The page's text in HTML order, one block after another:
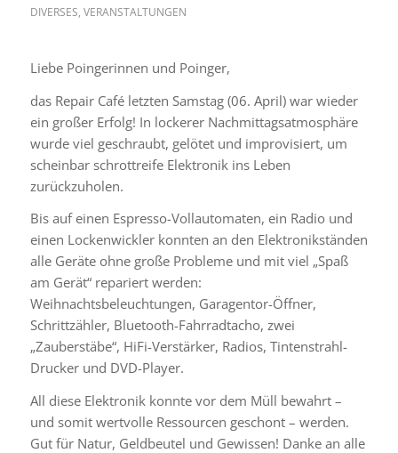
DIVERSES, VERANSTALTUNGEN
Liebe Poingerinnen und Poinger,
das Repair Café letzten Samstag (06. April) war wieder
ein großer Erfolg! In lockerer Nachmittagsatmosphäre
wurde viel geschraubt, gelötet und improvisiert, um
scheinbar schrottreife Elektronik ins Leben
zurückzuholen.
Bis auf einen Espresso-Vollautomaten, ein Radio und
einen Lockenwickler konnten an den Elektronikständen
alle Geräte ohne große Probleme und mit viel „Spaß
am Gerät“ repariert werden:
Weihnachtsbeleuchtungen, Garagentor-Öffner,
Schrittzähler, Bluetooth-Fahrradtacho, zwei
„Zauberstäbe“, HiFi-Verstärker, Radios, Tintenstrahl-
Drucker und DVD-Player.
All diese Elektronik konnte vor dem Müll bewahrt –
und somit wertvolle Ressourcen geschont – werden.
Gut für Natur, Geldbeutel und Gewissen! Danke an alle